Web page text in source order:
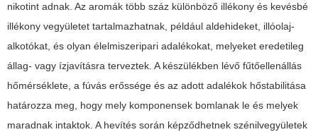
nikotint adnak. Az aromák több száz különböző illékony és kevésbé
illékony vegyületet tartalmazhatnak, például aldehideket, illóolaj-
alkotókat, és olyan élelmiszeripari adalékokat, melyeket eredetileg
állag- vagy ízjavításra terveztek. A készülékben lévő fűtőellenállás
hőmérséklete, a fúvás erőssége és az adott adalékok hőstabilitása
határozza meg, hogy mely komponensek bomlanak le és melyek
maradnak intaktok. A hevítés során képződhetnek szénilvegyületek